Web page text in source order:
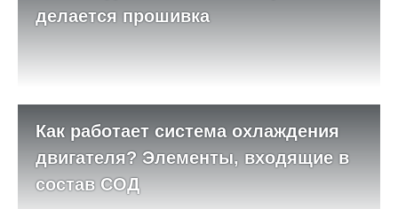
делается прошивка
Как работает система охлаждения
двигателя? Элементы, входящие в
состав СОД